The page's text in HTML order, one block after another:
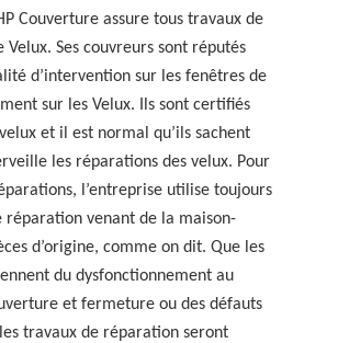
Couverture assure tous travaux de
Velux. Ses couvreurs sont réputés
d’intervention sur les fenêtres de
sur les Velux. Ils sont certifiés
et il est normal qu’ils sachent
les réparations des velux. Pour
l’entreprise utilise toujours
réparation venant de la maison-
d’origine, comme on dit. Que les
du dysfonctionnement au
et fermeture ou des défauts
travaux de réparation seront